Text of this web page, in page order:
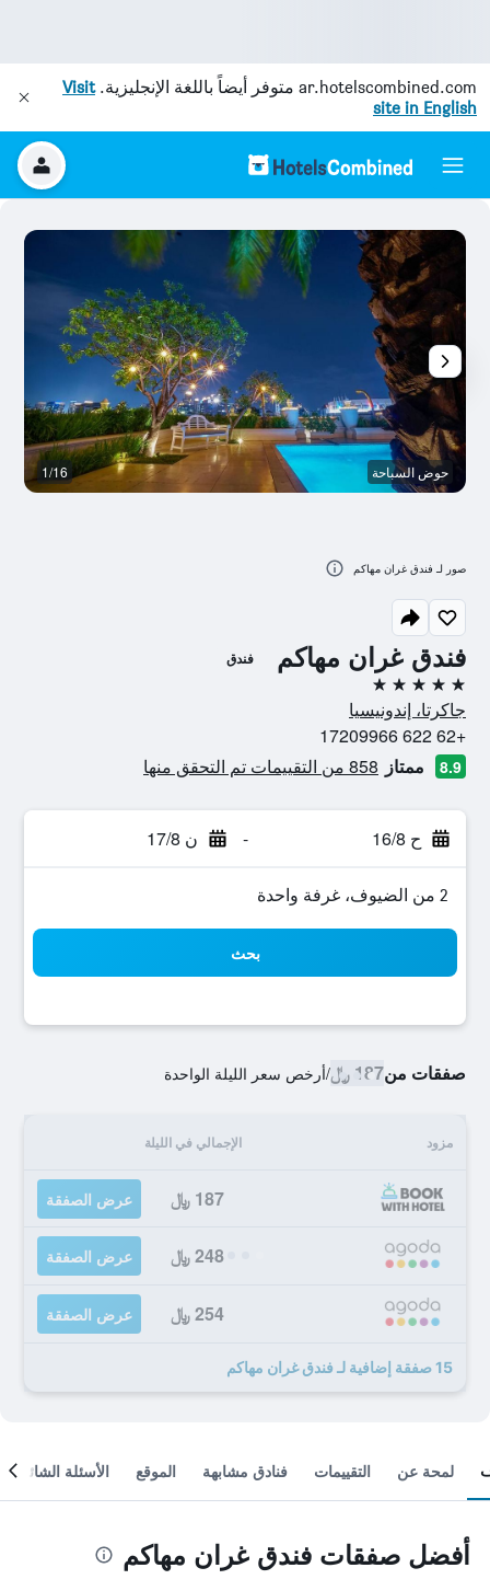
ar.hotelscombined.com متوفر أيضاً باللغة الإنجليزية.Visit
site in English
فندق غران مهاكم فندق
5 نجوم
جاكرتا، إندونيسيا
+62 622 17209966
8.9 ممتاز 858 من التقييمات تم التحقق منها
ح 16/8 - ن 17/8
2 من الضيوف، غرفة واحدة
بحث
صفقات من187 ﷼ /أرخص سعر الليلة الواحدة
مزود الإجمالي في الليلة
187 ﷼ عرض الصفقة
248 ﷼ عرض الصفقة
254 ﷼ عرض الصفقة
15 صفقة إضافية لـ فندق غران مهاكم
حوض السباحة 1/16
صور لـ فندق غران مهاكم
لمحة عن التقييمات فنادق مشابهة الموقع الأسئلة الشائعة
أفضل صفقات فندق غران مهاكم